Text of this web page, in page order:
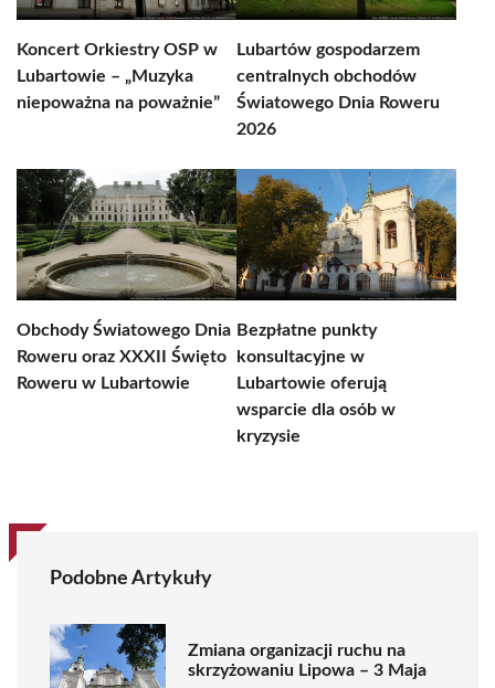
Koncert Orkiestry OSP w
Lubartowie – „Muzyka
niepoważna na poważnie”
Lubartów gospodarzem
centralnych obchodów
Światowego Dnia Roweru
2026
Obchody Światowego Dnia
Roweru oraz XXXII Święto
Roweru w Lubartowie
Bezpłatne punkty
konsultacyjne w
Lubartowie oferują
wsparcie dla osób w
kryzysie
Podobne Artykuły
Zmiana organizacji ruchu na
skrzyżowaniu Lipowa – 3 Maja